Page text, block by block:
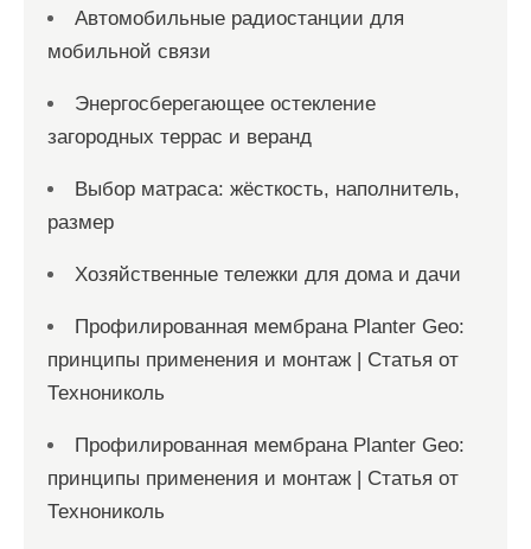
Автомобильные радиостанции для
мобильной связи
Энергосберегающее остекление
загородных террас и веранд
Выбор матраса: жёсткость, наполнитель,
размер
Хозяйственные тележки для дома и дачи
Профилированная мембрана Planter Geo:
принципы применения и монтаж | Статья от
Технониколь
Профилированная мембрана Planter Geo:
принципы применения и монтаж | Статья от
Технониколь